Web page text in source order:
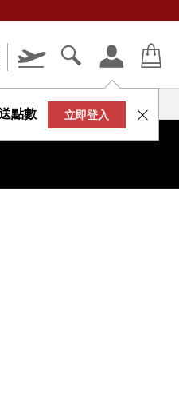
點數 立即登入